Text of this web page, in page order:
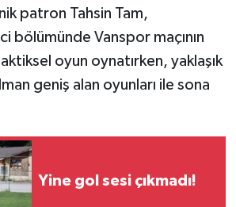
patron Tahsin Tam,
bölümünde Vanspor maçının
oyun oynatırken, yaklaşık
geniş alan oyunları ile sona
Yine gol sesi çıkmadı!